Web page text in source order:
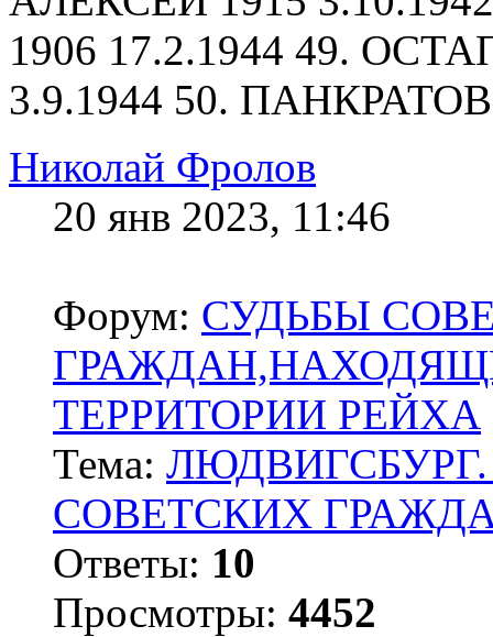
1906 17.2.1944 49.
3.9.1944 50.
Николай Фролов
20 янв 2023, 11:46
Форум: СУДЬБЫ
ТЕРРИТОРИИ РЕЙХА
Тема:
СОВЕТСКИХ
Ответы: 10
Просмотры: 4452